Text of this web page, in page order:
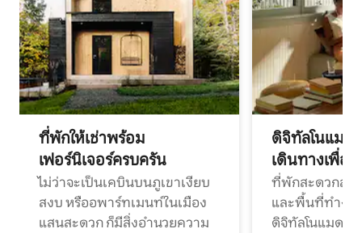
ที่พักให้เช่าพร้อม
เฟอร์นิเจอร์ครบครัน
ไม่ว่าจะเป็นเคบินบนภูเขาเงียบ
สงบ หรืออพาร์ทเมนท์ในเมือง
แสนสะดวก ก็มีสิ่งอำนวยความ
ดิจิทัลโนแมด
เดินทางเพื่อ
ที่พักสะดวกสบ
และพื้นที่ทำงา
ดิจิทัลโนแมดแ